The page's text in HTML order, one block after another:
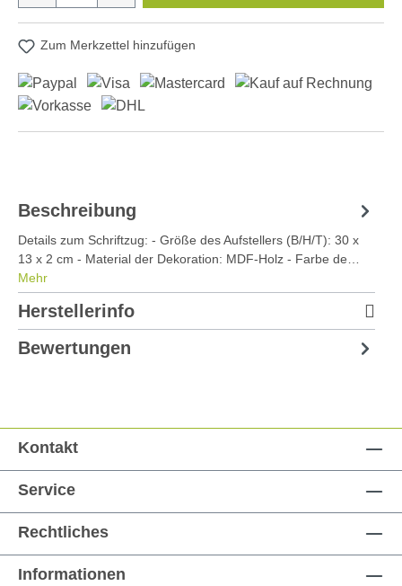
Zum Merkzettel hinzufügen
Beschreibung
Details zum Schriftzug: - Größe des Aufstellers (B/H/T): 30 x
13 x 2 cm - Material der Dekoration: MDF-Holz - Farbe de…
Mehr
Herstellerinfo
Bewertungen
Kontakt
Service
Rechtliches
Informationen